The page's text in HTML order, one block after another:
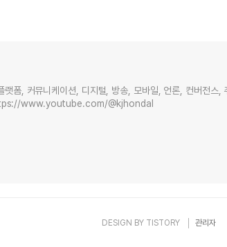
랫폼, 커뮤니케이션, 디지털, 방송, 모바일, 언론, 컨버전스,
www.youtube.com/@kjhondal
DESIGN BY TISTORY 관리자